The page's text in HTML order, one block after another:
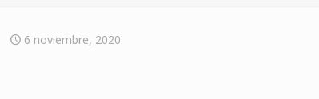
6 noviembre, 2020